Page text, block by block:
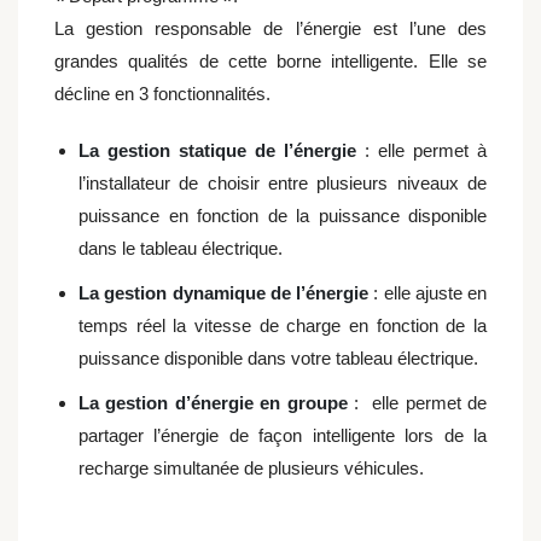
La gestion responsable de l’énergie est l’une des
grandes qualités de cette borne intelligente. Elle se
décline en 3 fonctionnalités.
La gestion statique de l’énergie : elle permet à
l’installateur de choisir entre plusieurs niveaux de
puissance en fonction de la puissance disponible
dans le tableau électrique.
La gestion dynamique de l’énergie : elle ajuste en
temps réel la vitesse de charge en fonction de la
puissance disponible dans votre tableau électrique.
La gestion d’énergie en groupe: elle permet de
partager l’énergie de façon intelligente lors de la
recharge simultanée de plusieurs véhicules.